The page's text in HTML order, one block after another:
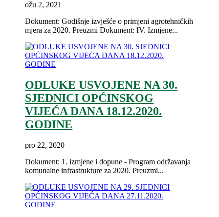
ožu 2, 2021
Dokument: Godišnje izvješće o primjeni agrotehničkih
mjera za 2020. Preuzmi Dokument: IV. Izmjene...
ODLUKE USVOJENE NA 30.
SJEDNICI OPĆINSKOG
VIJEĆA DANA 18.12.2020.
GODINE
pro 22, 2020
Dokument: 1. izmjene i dopune - Program održavanja
komunalne infrastrukture za 2020. Preuzmi...